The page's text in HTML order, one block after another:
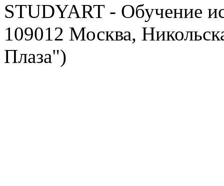
STUDYART - Обучение
109012 Москва,
Плаза")